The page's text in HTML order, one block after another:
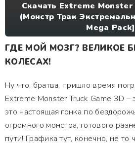
Скачать Extreme Monster
(Монстр Трак
Mega Pack]
ГДЕ МОЙ МОЗГ? ВЕЛИКОЕ
КОЛЕСАХ!
Ну что, братва, пришло время
Extreme Monster Truck Game 3D –
это настоящая гонка по
огромного монстра, готового
пути! Графика тут, конечно, не то